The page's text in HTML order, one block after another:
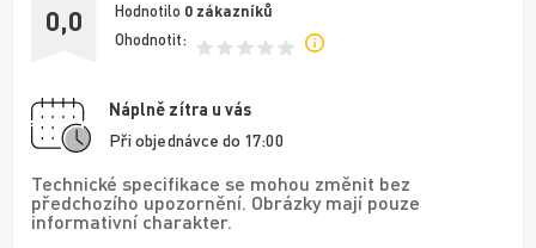
0,0 Hodnotilo 0 zákazníků
Ohodnotit:
Náplně zítra u vás
Při objednávce do 17:00
Technické specifikace se mohou změnit bez
předchozího upozornění. Obrázky mají pouze
informativní charakter.